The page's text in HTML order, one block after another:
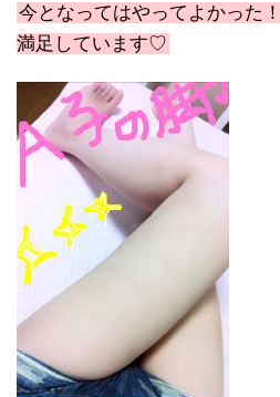
今となってはやってよかった
満足しています♡